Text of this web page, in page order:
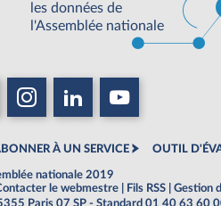
les données de
l'Assemblée nationale
À UN SERVICE OUTIL
nationale 2019
le webmestre Fils RSS
Gestion
Paris 07 SP - Standard 01 40 63 60